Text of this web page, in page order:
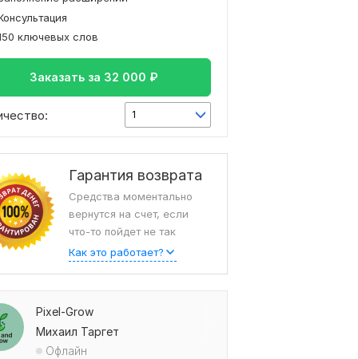
ключевых слов
Заказать за 32 000 ₽
1
Гарантия возврата
Средства моментально
вернутся на счет, если
что-то пойдет не так
Как это работает?
Pixel-Grow
Михаил Таргет
Офлайн